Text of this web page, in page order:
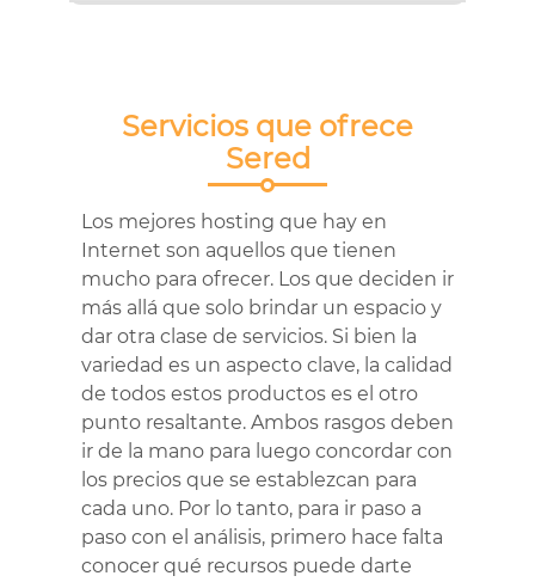
Servicios que ofrece
Sered
Los mejores hosting que hay en
Internet son aquellos que tienen
mucho para ofrecer. Los que deciden ir
más allá que solo brindar un espacio y
dar otra clase de servicios. Si bien la
variedad es un aspecto clave, la calidad
de todos estos productos es el otro
punto resaltante. Ambos rasgos deben
ir de la mano para luego concordar con
los precios que se establezcan para
cada uno. Por lo tanto, para ir paso a
paso con el análisis, primero hace falta
conocer qué recursos puede darte